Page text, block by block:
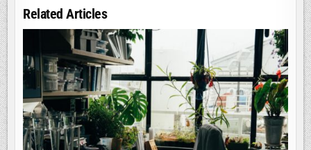
Related Articles